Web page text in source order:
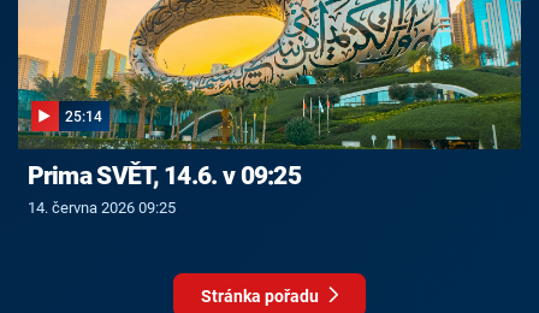
25:14
Prima SVĚT, 14.6. v 09:25
14. června 2026 09:25
Stránka pořadu